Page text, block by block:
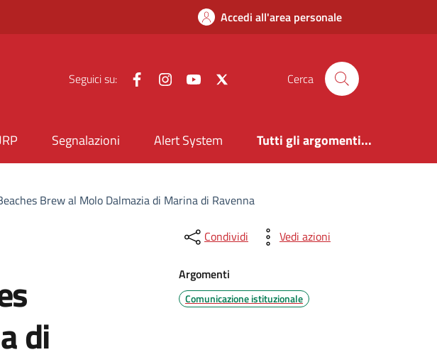
Accedi all'area personale
Seguici su: FacebookInstagramYouTube Cerca
Segnalazioni Alert System Tutti gli argomenti...
Brew al Molo Dalmazia di Marina di Ravenna
di
Condividi Vedi azioni
Argomenti
Comunicazione istituzionale